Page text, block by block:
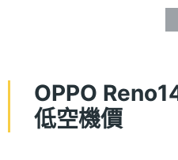
OPPO
低空機價